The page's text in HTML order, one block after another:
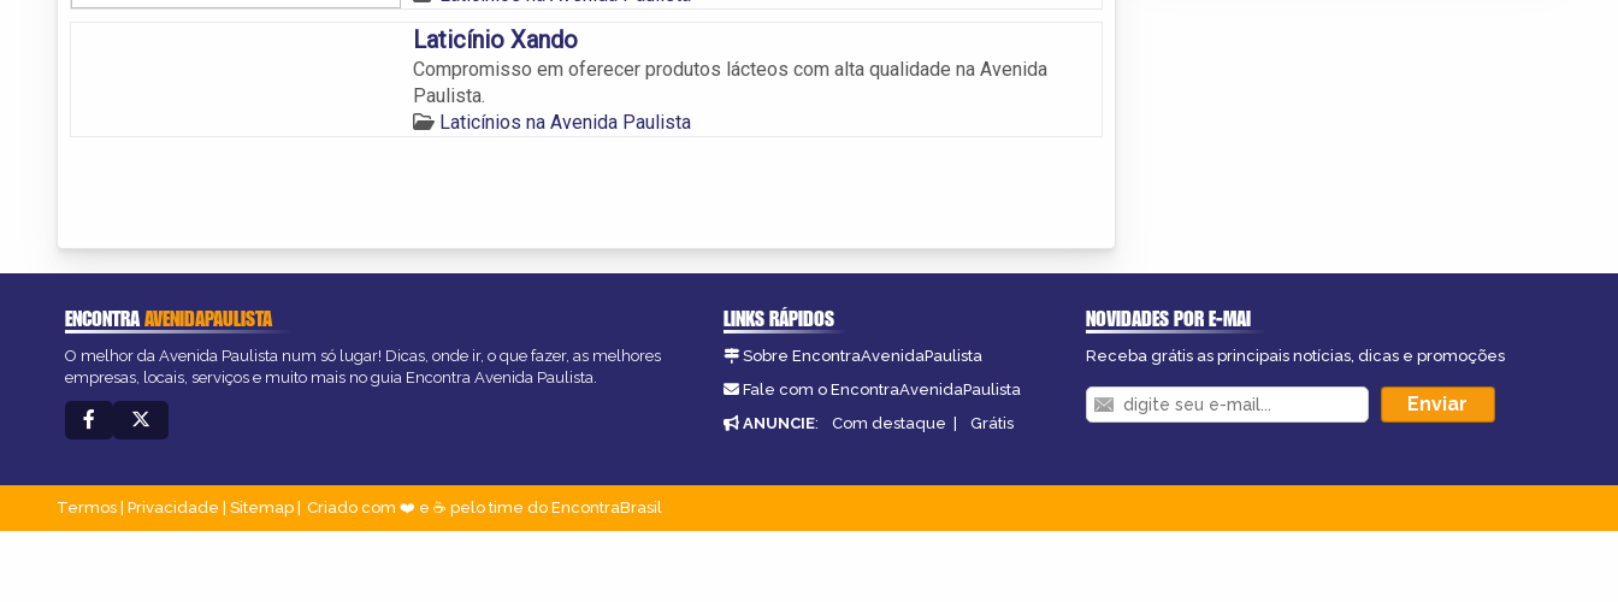
Laticínio Xando
Compromisso em oferecer produtos lácteos com alta qualidade na Avenida
Paulista.
Laticínios na Avenida Paulista
ENCONTRAAVENIDAPAULISTA
O melhor da Avenida Paulista num só lugar! Dicas, onde ir, o que fazer, as melhores
empresas, locais, serviços e muito mais no guia Encontra Avenida Paulista.
LINKS RÁPIDOS
Sobre EncontraAvenidaPaulista
Fale com o EncontraAvenidaPaulista
ANUNCIE: Com destaque | Grátis
NOVIDADES POR E-MAI
Receba grátis as principais notícias, dicas e promoções
Termos Privacidade Sitemap Criado com ❤️ e ☕ pelo time do EncontraBrasil